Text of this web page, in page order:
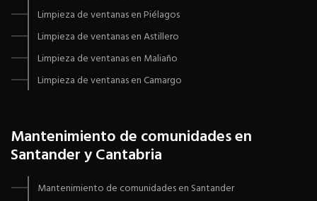
Limpieza de ventanas en Piélagos
Limpieza de ventanas en Astillero
Limpieza de ventanas en Maliaño
Limpieza de ventanas en Camargo
Mantenimiento de comunidades en
Santander y Cantabria
Mantenimiento de comunidades en Santander